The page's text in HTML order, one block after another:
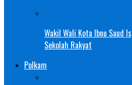
Wakil Wali Kota Ibnu Saud
Sekolah Rakyat
Polkam